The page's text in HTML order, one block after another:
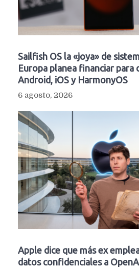
Sailfish OS la «joya» de
Europa planea financiar
Android, iOS y HarmonyOS
6 agosto, 2026
Apple dice que más ex
datos confidenciales a